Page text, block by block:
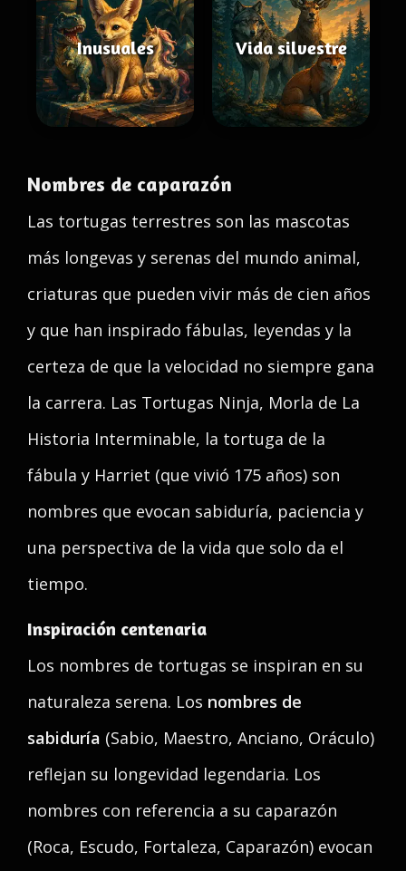
Inusuales Vida silvestre
Nombres de caparazón
Las tortugas terrestres son las mascotas
más longevas y serenas del mundo animal,
criaturas que pueden vivir más de cien años
y que han inspirado fábulas, leyendas y la
certeza de que la velocidad no siempre gana
la carrera. Las Tortugas Ninja, Morla de La
Historia Interminable, la tortuga de la
fábula y Harriet (que vivió 175 años) son
nombres que evocan sabiduría, paciencia y
una perspectiva de la vida que solo da el
tiempo.
Inspiración centenaria
Los nombres de tortugas se inspiran en su
naturaleza serena. Los nombres de
sabiduría (Sabio, Maestro, Anciano, Oráculo)
reflejan su longevidad legendaria. Los
nombres con referencia a su caparazón
(Roca, Escudo, Fortaleza, Caparazón) evocan